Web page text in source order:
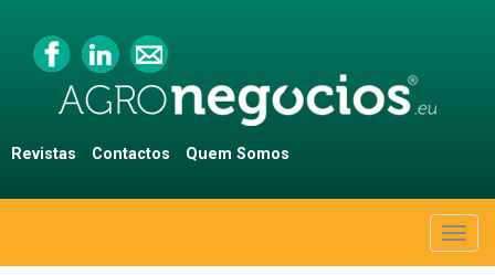
Revistas Contactos Quem Somos